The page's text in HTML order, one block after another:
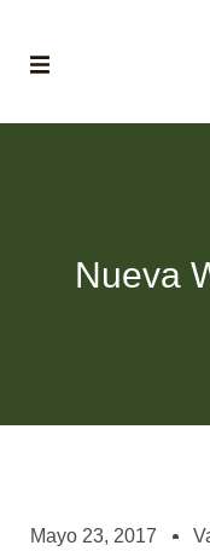
de fórum
asociados
Nueva
Mayo 23, 2017